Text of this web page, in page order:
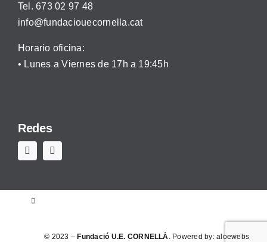
Tel. 673 02 97 48
info@fundaciouecornella.cat
Horario oficina:
• Lunes a Viernes de 17h a 19:45h
Redes
Toggle
© 2023 – Fundació U.E. CORNELLÀ. Powered by:aloewebs